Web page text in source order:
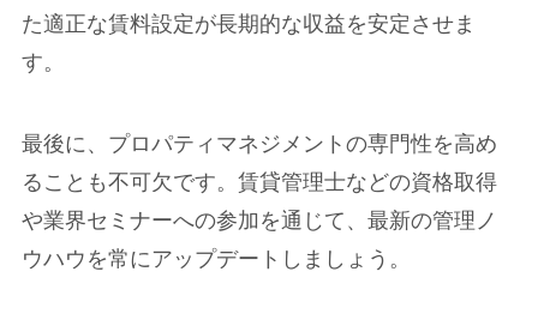
た適正な賃料設定が長期的な収益を安定させま
す。
最後に、プロパティマネジメントの専門性を高め
ることも不可欠です。賃貸管理士などの資格取得
や業界セミナーへの参加を通じて、最新の管理ノ
ウハウを常にアップデートしましょう。